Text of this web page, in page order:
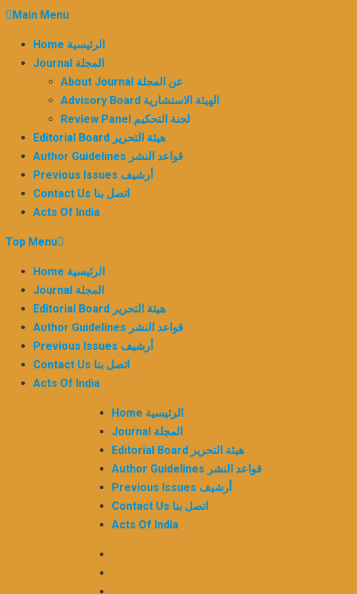
Skip
content
Main Menu
Home الرئيسية
Journal المجلة
About Journal عن المجلة
Advisory Board الهيئة الاستشارية
Review Panel لجنة التحكيم
Editorial Board هيئة التحرير
Author Guidelines قواعد النشر
Previous Issues أرشيف
Contact Us اتصل بنا
Acts Of India
Top Menu
Home الرئيسية
Journal المجلة
Editorial Board هيئة التحرير
Author Guidelines قواعد النشر
Previous Issues أرشيف
Contact Us اتصل بنا
Acts Of India
Home الرئيسية
Journal المجلة
Editorial Board هيئة التحرير
Author Guidelines قواعد النشر
Previous Issues أرشيف
Contact Us اتصل بنا
Acts Of India